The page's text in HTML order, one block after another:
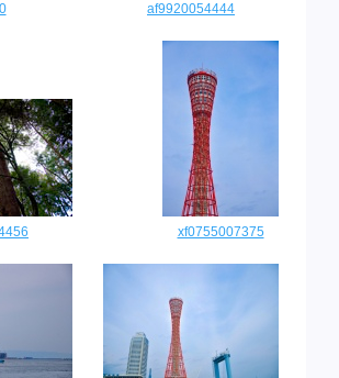
af9920054444
xf0755007375